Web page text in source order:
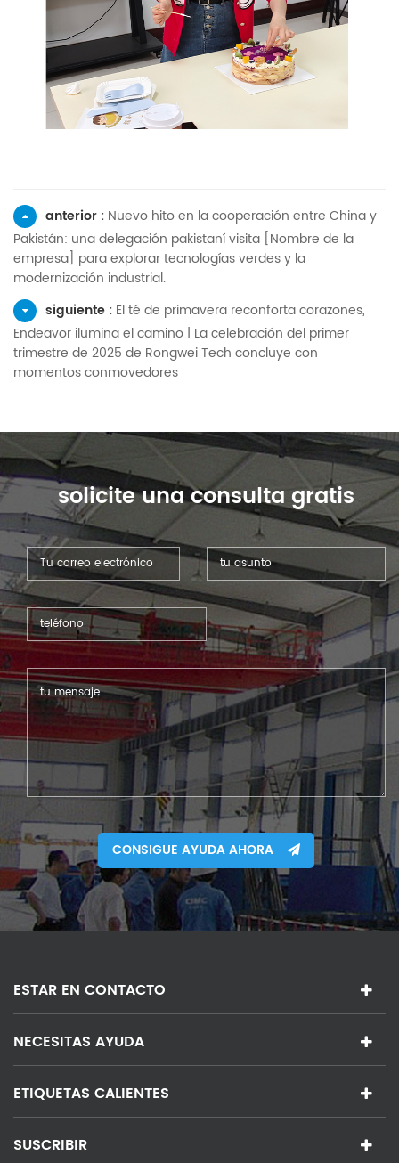
anterior : Nuevo hito en la cooperación entre China y
Pakistán: una delegación pakistaní visita [Nombre de la
empresa] para explorar tecnologías verdes y la
modernización industrial.
siguiente : El té de primavera reconforta corazones,
Endeavor ilumina el camino | La celebración del primer
trimestre de 2025 de Rongwei Tech concluye con
momentos conmovedores
solicite una consulta gratis
CONSIGUE AYUDA AHORA
ESTAR EN CONTACTO
NECESITAS AYUDA
ETIQUETAS CALIENTES
SUSCRIBIR